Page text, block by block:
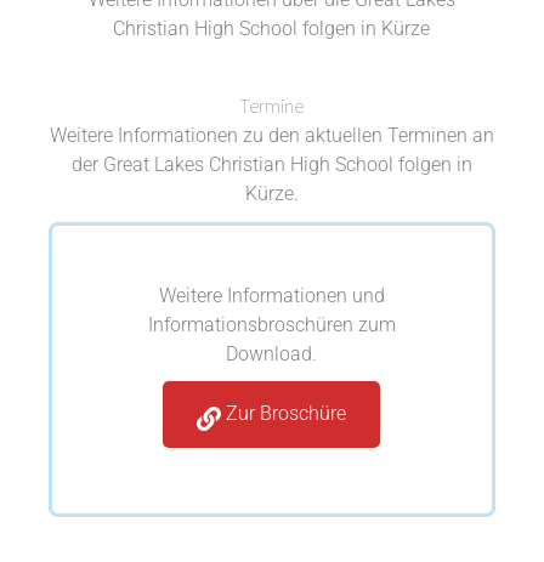
Christian High School folgen in Kürze
Termine
Weitere Informationen zu den aktuellen Terminen an
der Great Lakes Christian High School folgen in
Kürze.
Weitere Informationen und
Informationsbroschüren zum
Download.
Zur Broschüre